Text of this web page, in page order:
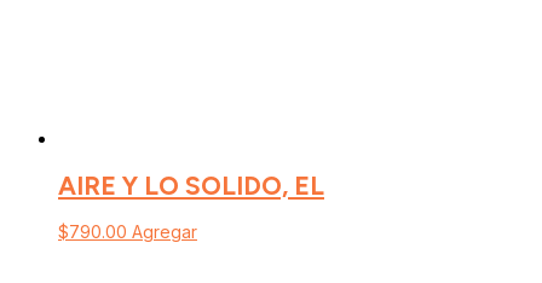
AIRE Y LO SOLIDO, EL
$790.00 Agregar